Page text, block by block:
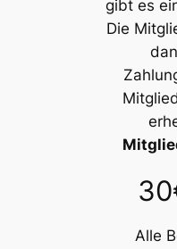
gibt es
Die
Alle